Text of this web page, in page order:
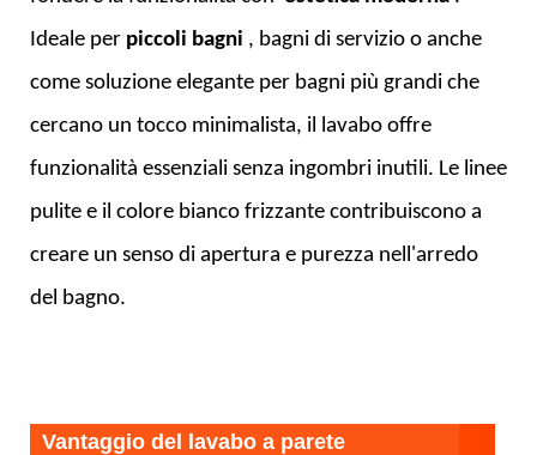
Ideale per piccoli bagni , bagni di servizio o anche
come soluzione elegante per bagni più grandi che
cercano un tocco minimalista, il lavabo offre
funzionalità essenziali senza ingombri inutili. Le linee
pulite e il colore bianco frizzante contribuiscono a
creare un senso di apertura e purezza nell'arredo
del bagno.
Vantaggio del lavabo a parete